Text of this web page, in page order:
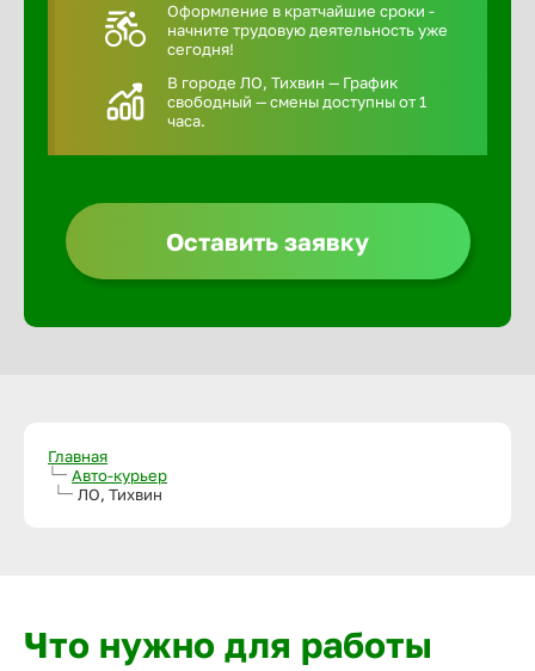
Оформление в кратчайшие сроки -
начните трудовую деятельность уже
сегодня!
В городе ЛО, Тихвин — График
свободный — смены доступны от 1
часа.
Оставить заявку
Главная
Авто-курьер
ЛО, Тихвин
Что нужно для работы